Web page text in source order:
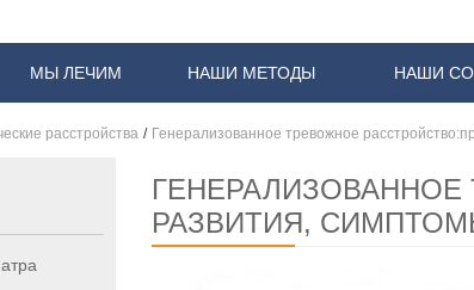
МЫ ЛЕЧИМ НАШИ МЕТОДЫ НАШИ
расстройства / Генерализованное тревожное
РАЗВИТИЯ,